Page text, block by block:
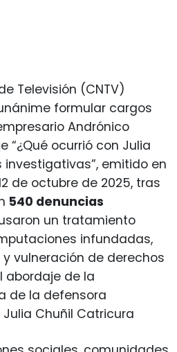
Televisión (CNTV)
formular cargos
Andrónico
“¿Qué ocurrió con Julia
investigativas”, emitido en
de octubre de 2025, tras
540 denuncias
un tratamiento
infundadas,
vulneración de derechos
abordaje de la
de la defensora
Chuñil Catricura